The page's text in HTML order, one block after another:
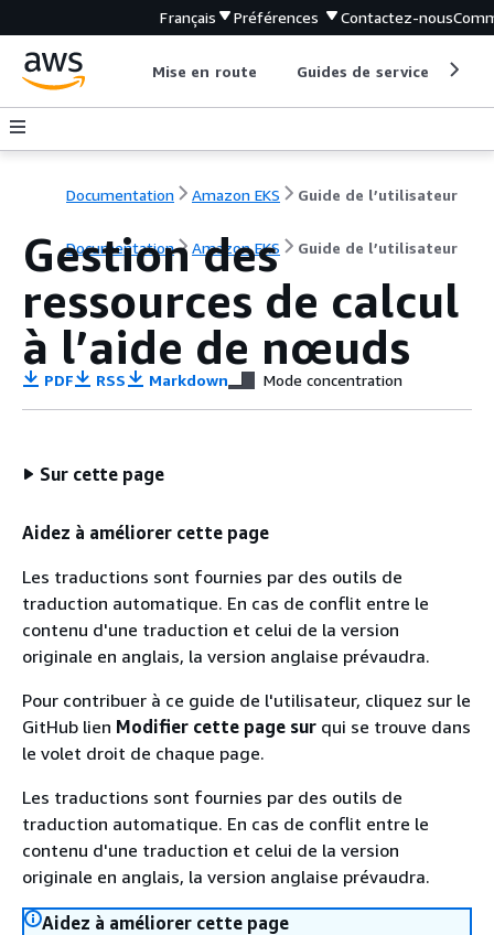
Français Préférences Contactez-nous
Mise en route Guides de service
Documentation Amazon EKS Guide de l’utilisateur
Documentation Amazon EKS Guide de l’utilisateur
Gestion des
ressources de calcul
à l’aide de nœuds
PDF RSS Markdown Mode concentration
Sur cette page
Aidez à améliorer cette page
Les traductions sont fournies par des outils de
traduction automatique. En cas de conflit entre le
contenu d'une traduction et celui de la version
originale en anglais, la version anglaise prévaudra.
Pour contribuer à ce guide de l'utilisateur, cliquez sur le
GitHub lien Modifier cette page sur qui se trouve dans
le volet droit de chaque page.
Les traductions sont fournies par des outils de
traduction automatique. En cas de conflit entre le
contenu d'une traduction et celui de la version
originale en anglais, la version anglaise prévaudra.
Aidez à améliorer cette page